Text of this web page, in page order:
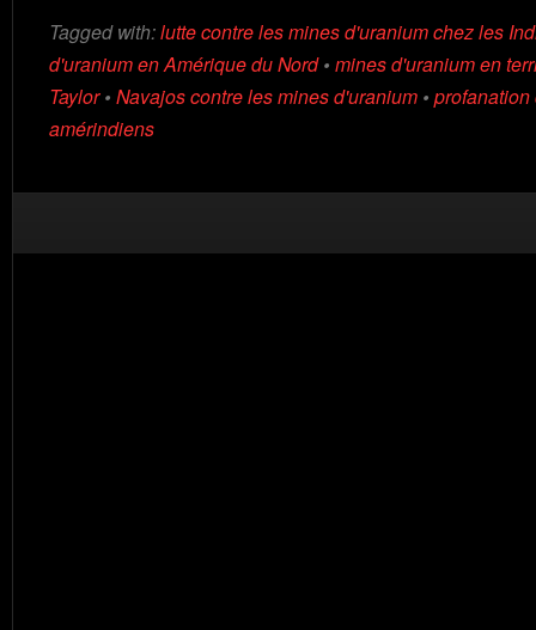
Tagged with:lutte contre les mines d'uranium chez les
d'uranium en Amérique du Nord• mines d'uranium en
Taylor• Navajos contre les mines d'uranium •
amérindiens